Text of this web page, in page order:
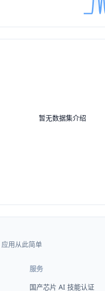
暂无数据集介绍
用从此简单
服务
国产芯片 AI 技能认证